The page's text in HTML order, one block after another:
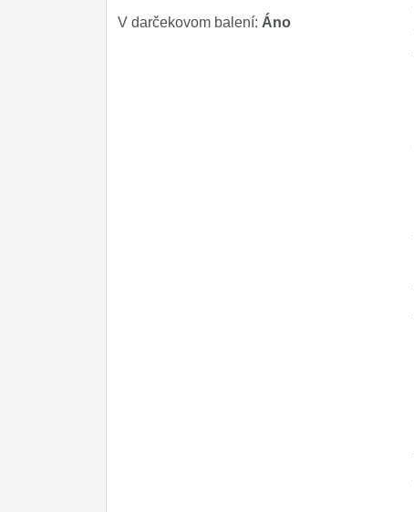
V darčekovom balení: Áno